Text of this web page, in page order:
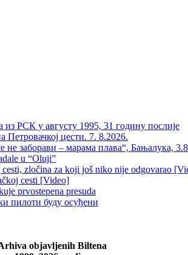
РСК у августу 1995, 31 годину послије
цести. 7. 8.2026.
заборави – марама плава“, Бањалука,
u “Oluji”
zločina za koji još niko nije odgovarao
cesti [Video]
prvostepena presuda
пилоти буду осуђени
objavljenih Biltena